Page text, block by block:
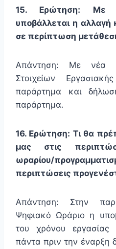
15. Ερώτηση: Με
υποβάλλεται η αλλαγή
σε περίπτωση
Απάντηση: Με νέα
Στοιχείων
παράρτημα και
παράρτημα.
16. Ερώτηση: Τι θα
μας στις
ωραρίου/
περιπτώσεις
Απάντηση: Στην
Ψηφιακό Ωράριο η
του χρόνου εργασίας
πάντα πριν την έναρξη